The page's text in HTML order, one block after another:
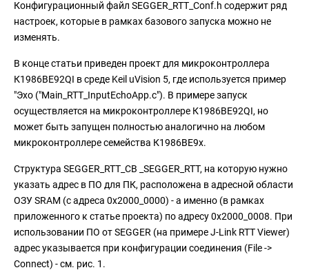
Конфигурационный файл SEGGER_RTT_Conf.h содержит ряд
настроек, которые в рамках базового запуска можно не
изменять.
В конце статьи приведен проект для микроконтроллера
К1986ВЕ92QI в среде Keil uVision 5, где используется пример
"Эхо ("Main_RTT_InputEchoApp.c"). В примере запуск
осуществляется на микроконтроллере К1986ВЕ92QI, но
может быть запущен полностью аналогично на любом
микроконтроллере семейства К1986ВЕ9x.
Структура SEGGER_RTT_CB _SEGGER_RTT, на которую нужно
указать адрес в ПО для ПК, расположена в адресной области
ОЗУ SRAM (с адреса 0x2000_0000) - а именно (в рамках
приложенного к статье проекта) по адресу 0x2000_0008. При
использовании ПО от SEGGER (на примере J-Link RTT Viewer)
адрес указывается при конфигурации соединения (File ->
Connect) - см. рис. 1.